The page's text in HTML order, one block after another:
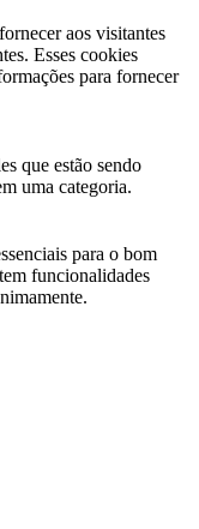
aos visitantes
Esses cookies
para fornecer
que estão sendo
uma categoria.
para o bom
funcionalidades